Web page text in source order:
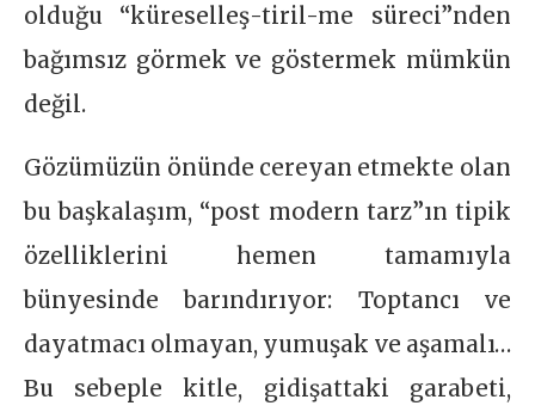
olduğu “küreselleş-tiril-me süreci”nden
bağımsız görmek ve göstermek mümkün
değil.
Gözümüzün önünde cereyan etmekte olan
bu başkalaşım, “post modern tarz”ın tipik
özelliklerini hemen tamamıyla
bünyesinde barındırıyor: Toptancı ve
dayatmacı olmayan, yumuşak ve aşamalı…
Bu sebeple kitle, gidişattaki garabeti,